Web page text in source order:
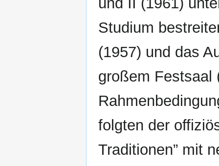
Studium
(1957) und das
großem Festsaal
folgten der
Traditionen” mit